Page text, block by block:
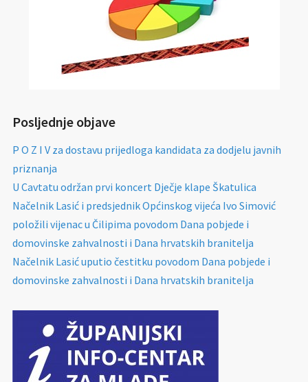
Posljednje objave
P O Z I V za dostavu prijedloga kandidata za dodjelu javnih
priznanja
U Cavtatu održan prvi koncert Dječje klape Škatulica
Načelnik Lasić i predsjednik Općinskog vijeća Ivo Simović
položili vijenac u Čilipima povodom Dana pobjede i
domovinske zahvalnosti i Dana hrvatskih branitelja
Načelnik Lasić uputio čestitku povodom Dana pobjede i
domovinske zahvalnosti i Dana hrvatskih branitelja